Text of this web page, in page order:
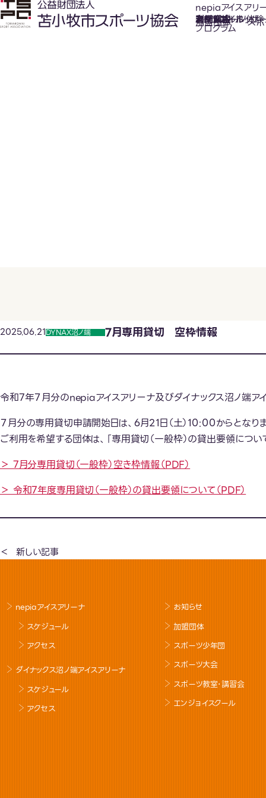
nepiaアイスアリ
氷上スポーツ体験
プログラム
お知らせ
スケジュール
フロアガイド
利用案内
利用料金
カジュアルホッケ
アクセス
加盟団体 ス
7月専用貸切 空枠情報
2025.06.21DYNAX沼ノ端
令和7年７月分のnepiaアイスアリーナ及びダイナックス沼ノ端ア
７月分の専用貸切申請開始日は、6月21日（土）10:00からとなり
ご利用を希望する団体は、「専用貸切（一般枠）の貸出要領につ
＞ 7月分専用貸切（一般枠）空き枠情報（PDF）
＞ 令和7年度専用貸切（一般枠）の貸出要領について（PDF）
新しい記事
nepiaアイスアリーナ
スケジュール
アクセス
ダイナックス沼ノ端アイスアリーナ
スケジュール
アクセス
お知らせ
加盟団体
スポーツ少年団
スポーツ大会
スポーツ教室･講習会
エンジョイスクール